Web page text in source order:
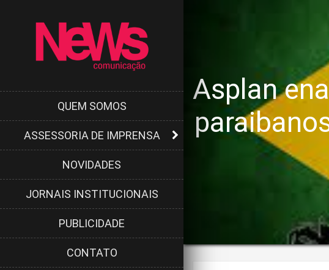
QUEM SOMOS
ASSESSORIA DE IMPRENSA
NOVIDADES
JORNAIS INSTITUCIONAIS
PUBLICIDADE
CONTATO
Asplan